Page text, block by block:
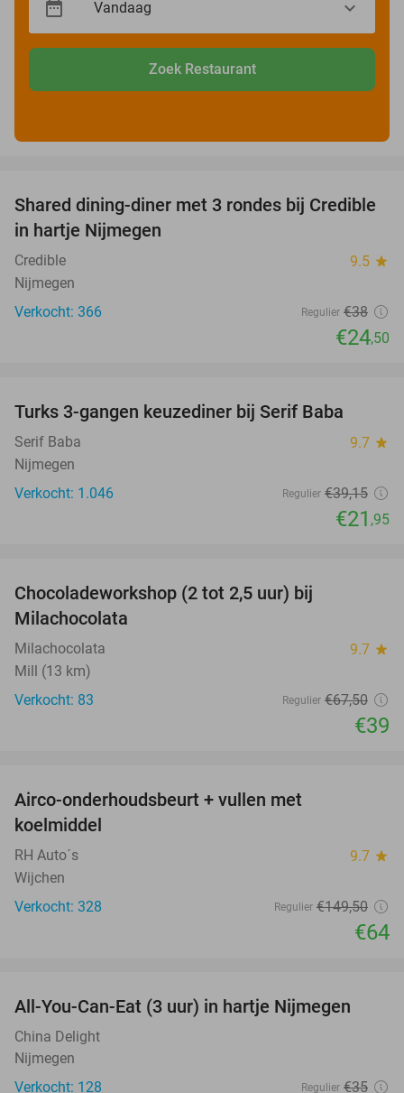
Zoek Restaurant
36%
Shared dining-diner met 3 rondes bij Credible
in hartje Nijmegen
Credible 9.5 star
Nijmegen
Verkocht: 366
Regulier €38
€24,50
Turks 3-gangen keuzediner bij Serif Baba
Serif Baba 9.7 star
Nijmegen
Verkocht: 1.046
Regulier €39,15
€21 ,95
Chocoladeworkshop (2 tot 2,5 uur) bij
Milachocolata
Milachocolata 9.7 star
Mill (13 km)
Verkocht: 83
Regulier €67,50
€39
Airco-onderhoudsbeurt + vullen met
koelmiddel
RH Auto´s 9.7 star
Wijchen
Verkocht: 328
Regulier €149,50
€64
26%
All-You-Can-Eat (3 uur) in hartje Nijmegen
China Delight
Nijmegen
Verkocht: 128
Regulier €35